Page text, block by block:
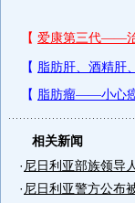
相关新闻
· 尼日利亚部族领导
· 尼日利亚警方公布